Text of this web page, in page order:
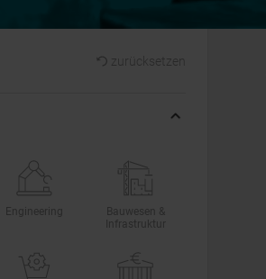
zurücksetzen
Engineering
Bauwesen &
Infrastruktur